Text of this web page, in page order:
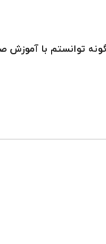
توانستم با